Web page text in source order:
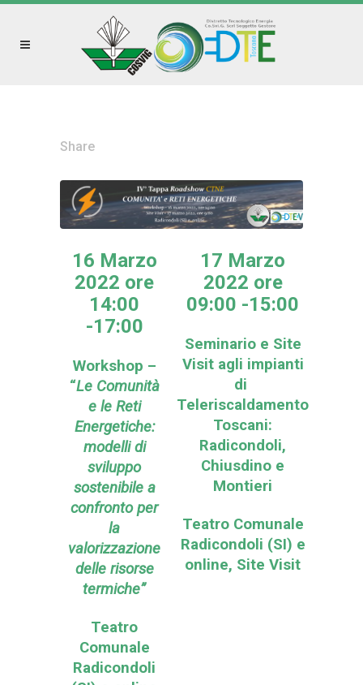
Share
16 Marzo
2022 ore
14:00
-17:00
Workshop –
“Le Comunità
e le Reti
Energetiche:
modelli di
sviluppo
sostenibile a
confronto per
la
valorizzazione
delle risorse
termiche”
Teatro
Comunale
Radicondoli
17 Marzo
2022 ore
09:00 -15:00
Seminario e Site
Visit agli impianti
di
Teleriscaldamento
Toscani:
Radicondoli,
Chiusdino e
Montieri
Teatro Comunale
Radicondoli (SI) e
online, Site Visit